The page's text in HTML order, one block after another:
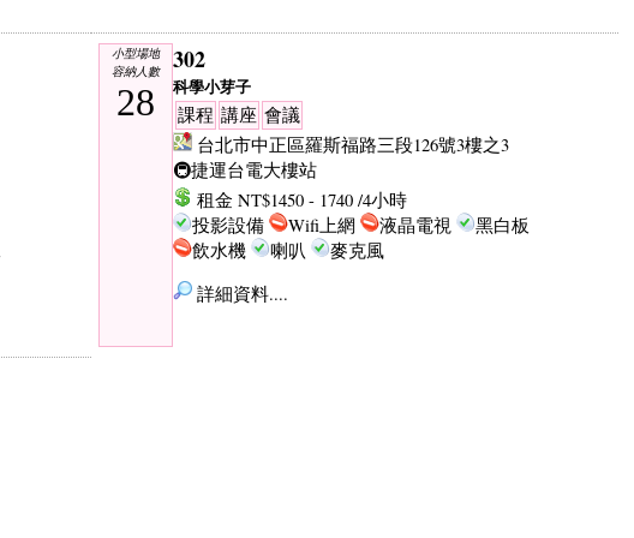
小型場地
容納人數
28
302
科學小芽子
課程 講座 會議
台北市中正區羅斯福路三段126號3樓之3
🚇捷運台電大樓站
租金 NT$1450 - 1740 /4小時
投影設備
Wifi上網 液晶電視
黑白板
飲水機
喇叭
麥克風
詳細資料....